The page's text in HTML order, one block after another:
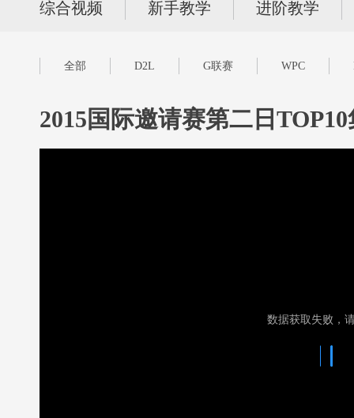
综合视频 新手教学 进阶教学
全部 D2L G联赛 WPC
2015国际邀请赛第二日
数据获取失败，